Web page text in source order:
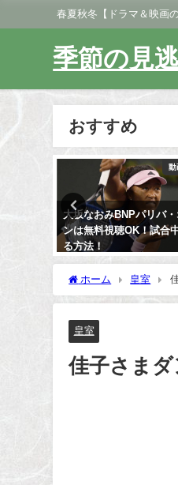
春夏秋冬【ドラマ＆映画
季節の見
おすすめ
動
【シャーロック】月9フ
の無料視聴は？動画を海
トで検索！
ホーム 皇室
皇室
佳子さまダ